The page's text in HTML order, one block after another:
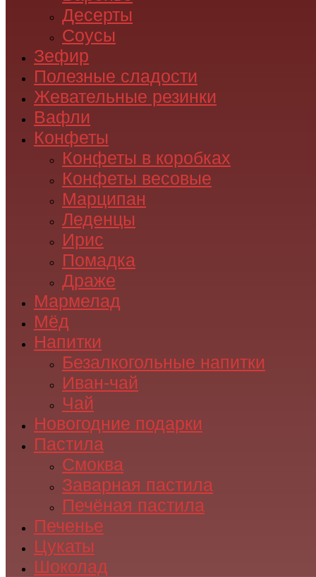
Десерты
Соусы
Зефир
Полезные сладости
Жевательные резинки
Вафли
Конфеты
Конфеты в коробках
Конфеты весовые
Марципан
Леденцы
Ирис
Помадка
Драже
Мармелад
Мёд
Напитки
Безалкогольные напитки
Иван-чай
Чай
Новогодние подарки
Пастила
Смоква
Заварная пастила
Печёная пастила
Печенье
Цукаты
Шоколад